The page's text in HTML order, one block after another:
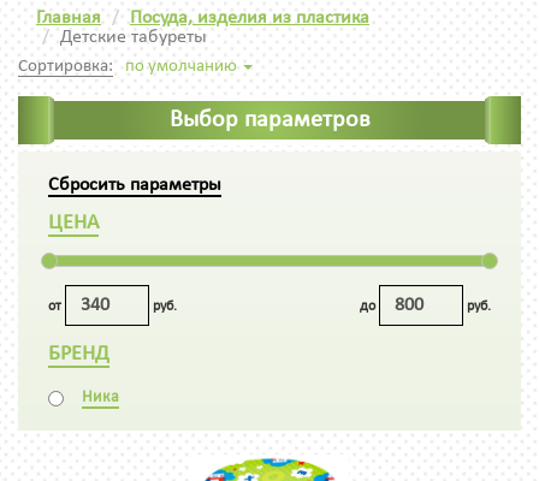
Главная
Посуда, изделия из пластика
Детские табуреты
Сортировка: по умолчанию
Выбор параметров
Сбросить параметры
ЦЕНА
от руб. до руб.
БРЕНД
Ника